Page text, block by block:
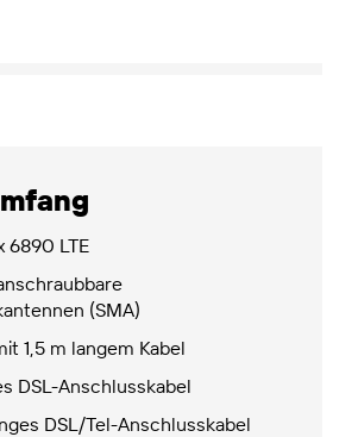
6890 LTE
(SMA)
1,5 m langem Kabel
DSL-Anschlusskabel
DSL/Tel-Anschlusskabel